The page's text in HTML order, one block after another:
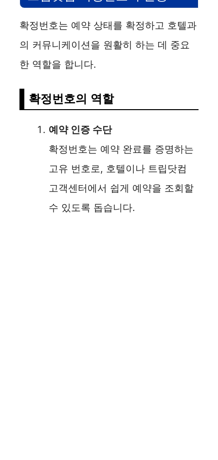
확정번호는 예약 상태를 확정하고 호텔과
의 커뮤니케이션을 원활히 하는 데 중요
한 역할을 합니다.
확정번호의 역할
예약 인증 수단
확정번호는 예약 완료를 증명하는
고유 번호로, 호텔이나 트립닷컴
고객센터에서 쉽게 예약을 조회할
수 있도록 돕습니다.